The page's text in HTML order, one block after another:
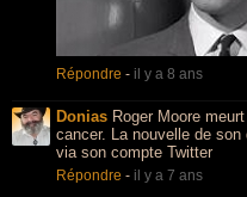
Répondre - il y a 8 ans
Donias Roger Moore
cancer. La nouvelle de
via son compte Twitter
Répondre - il y a 7 ans